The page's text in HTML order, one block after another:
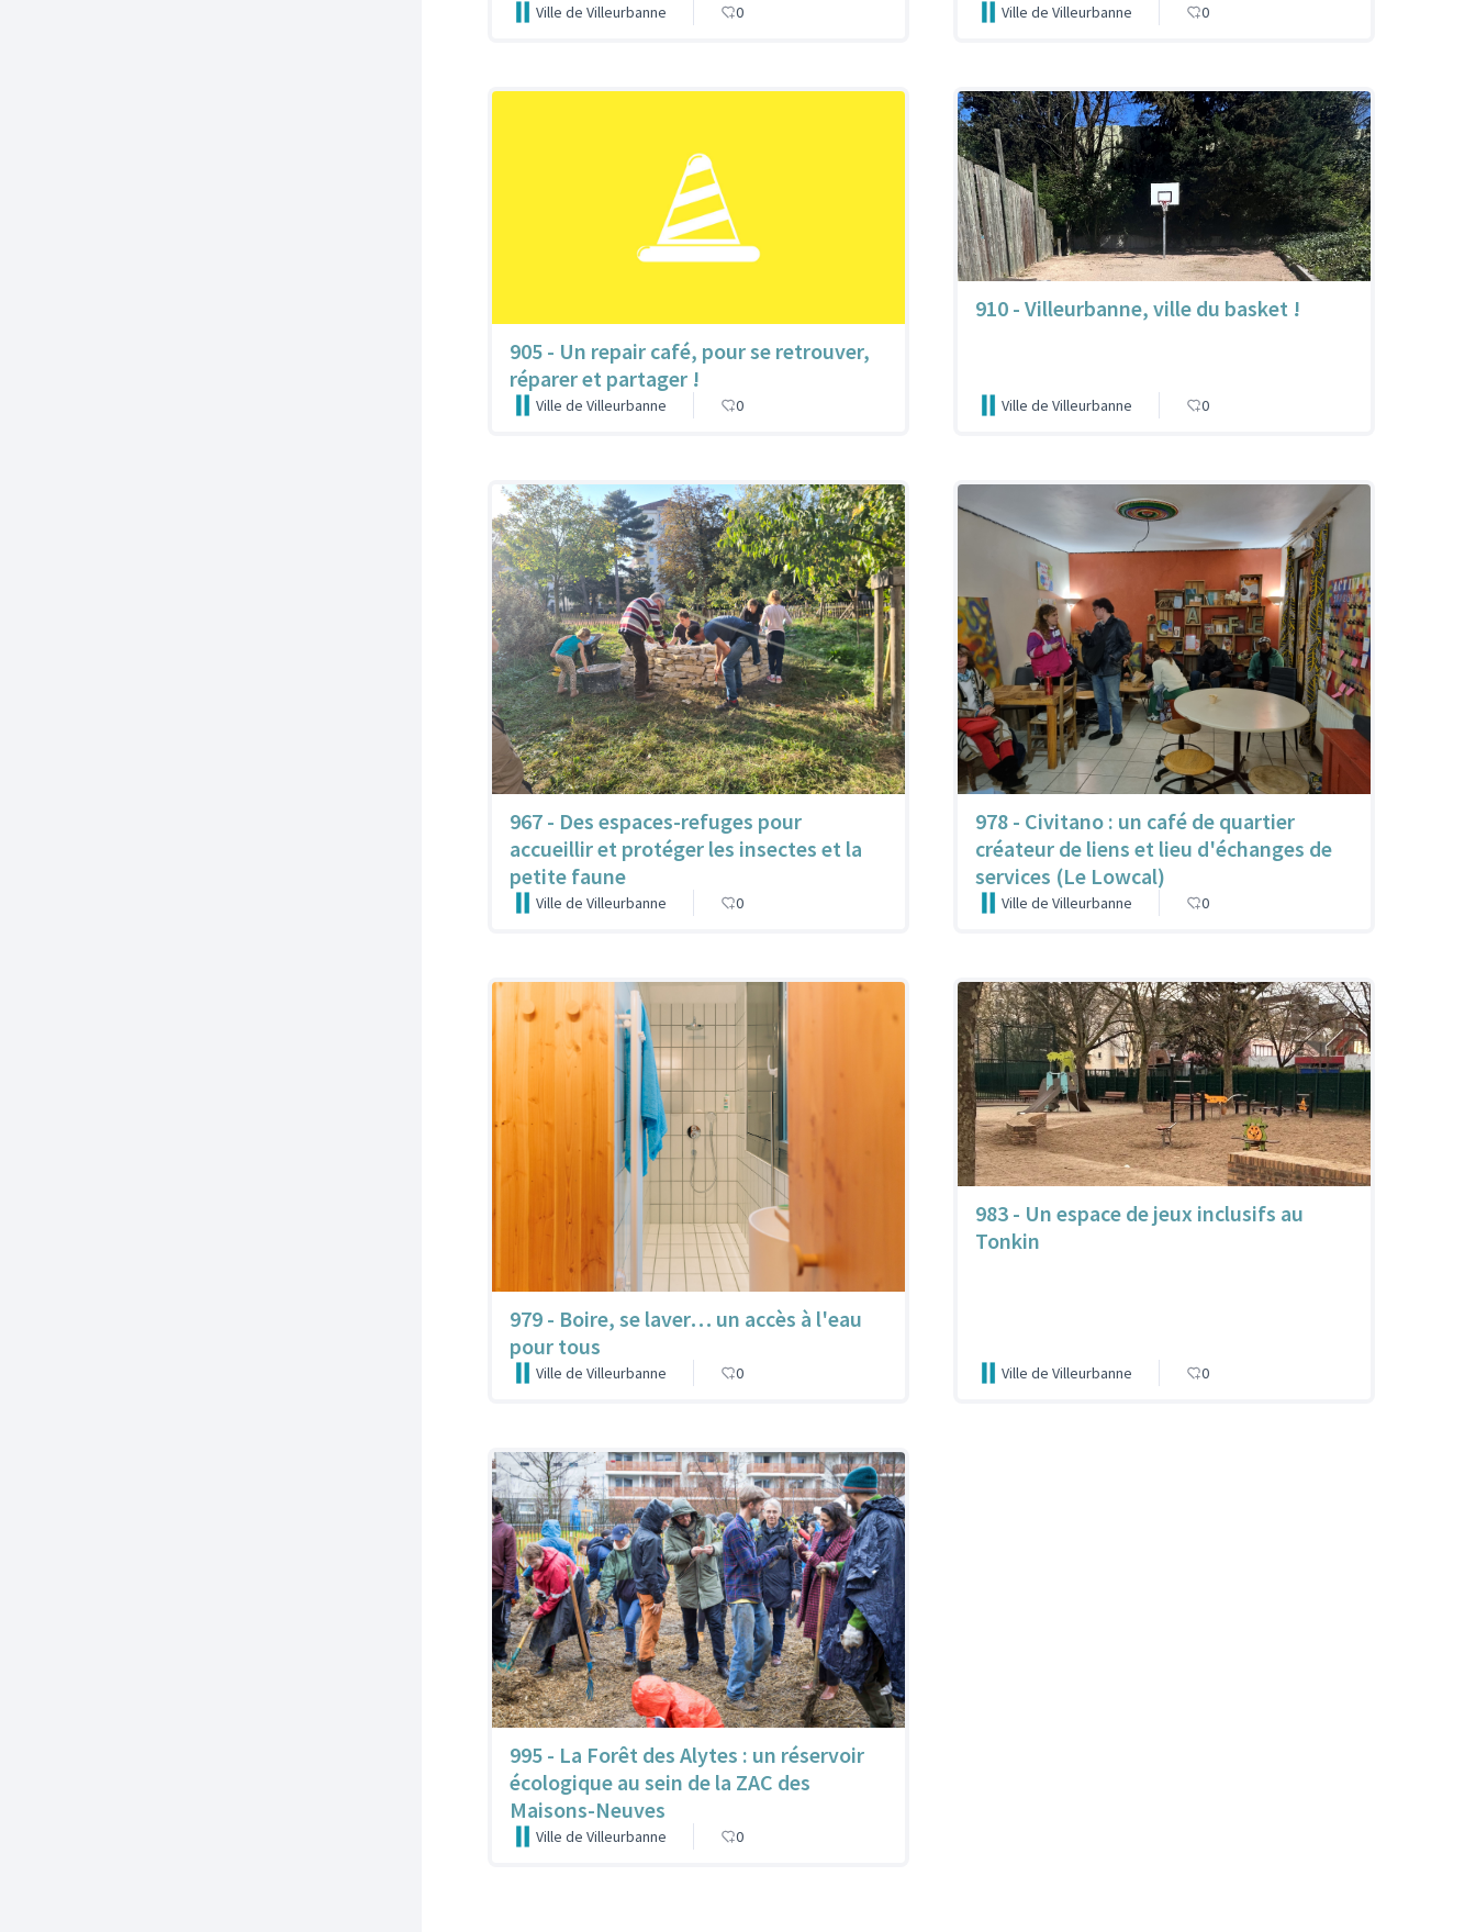
Ville de Villeurbanne 0 Ville de Villeurbanne 0
905 - Un repair café, pour se retrouver,
réparer et partager !
Ville de Villeurbanne 0
910 - Villeurbanne, ville du basket !
Ville de Villeurbanne 0
967 - Des espaces-refuges pour
accueillir et protéger les insectes et la
petite faune
Ville de Villeurbanne 0
978 - Civitano : un café de quartier
créateur de liens et lieu d'échanges de
services (Le Lowcal)
Ville de Villeurbanne 0
979 - Boire, se laver… un accès à l'eau
pour tous
Ville de Villeurbanne 0
983 - Un espace de jeux inclusifs au
Tonkin
Ville de Villeurbanne 0
995 - La Forêt des Alytes : un réservoir
écologique au sein de la ZAC des
Maisons-Neuves
Ville de Villeurbanne 0